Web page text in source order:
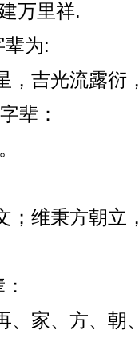
万里祥.
辈为:
，吉光流露
辈：
；维秉方朝立
、家、方、朝